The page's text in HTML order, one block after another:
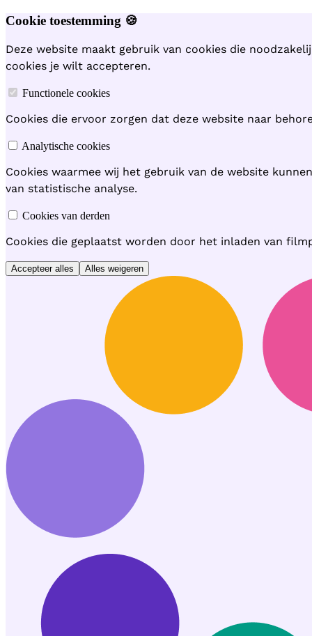
Cookie toestemming 🍪
Deze website maakt gebruik van cookies die
cookies je wilt accepteren.
Functionele cookies
Cookies die ervoor zorgen dat deze website naar
Analytische cookies
Cookies waarmee wij het gebruik van de website
van statistische analyse.
Cookies van derden
Cookies die geplaatst worden door het inladen van
Accepteer alles Alles weigeren